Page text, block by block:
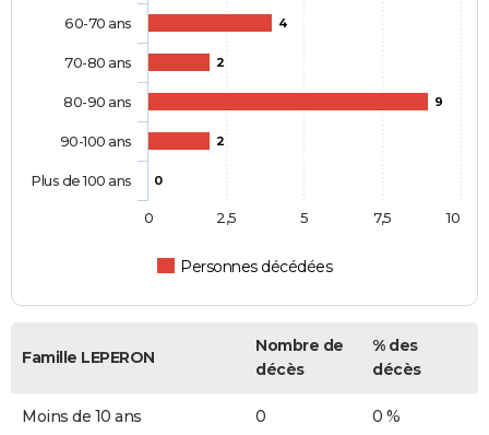
4
2
9
2
0
Personnes décédées
60-70 ans
70-80 ans
80-90 ans
90-100 ans
Plus de 100 ans
0 10
2,5 5 7,5
Famille LEPERON
Nombre de
décès
% des
décès
Moins de 10 ans 0 0 %